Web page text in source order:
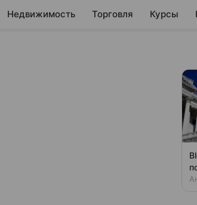
Недвижимость Торговля Курсы
из ЕС
года стали